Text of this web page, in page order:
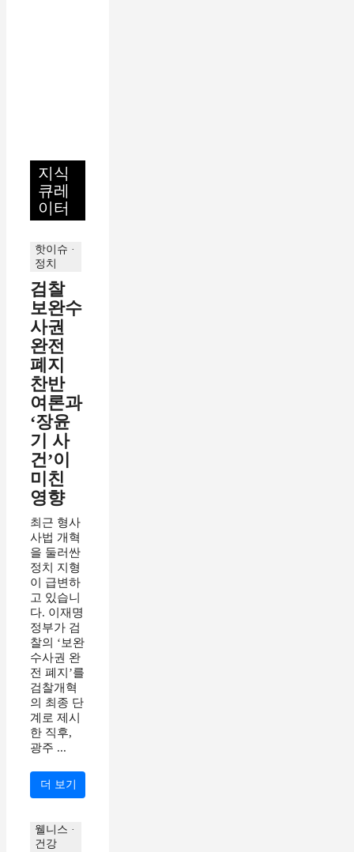
지식
큐레
이터
핫이슈 ·
정치
검찰
보완수
사권
완전
폐지
찬반
여론과
‘장윤
기 사
건’이
미친
영향
최근 형사
사법 개혁
을 둘러싼
정치 지형
이 급변하
고 있습니
다. 이재명
정부가 검
찰의 ‘보완
수사권 완
전 폐지’를
검찰개혁
의 최종 단
계로 제시
한 직후,
광주 ...
더 보기
웰니스 ·
건강